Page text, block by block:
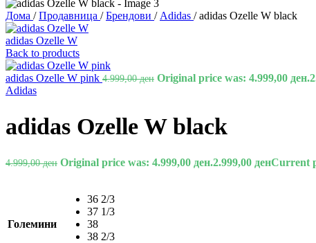
Дома / Продавница / Брендови / Adidas / adidas Ozelle W black
adidas Ozelle W
Back to products
adidas Ozelle W pink 4.999,00ден Original price was: 4.999,00 ден.
Adidas
adidas Ozelle W black
4.999,00ден Original price was: 4.999,00 ден.2.999,00 денCurrent
Големини
36 2/3
37 1/3
38
38 2/3